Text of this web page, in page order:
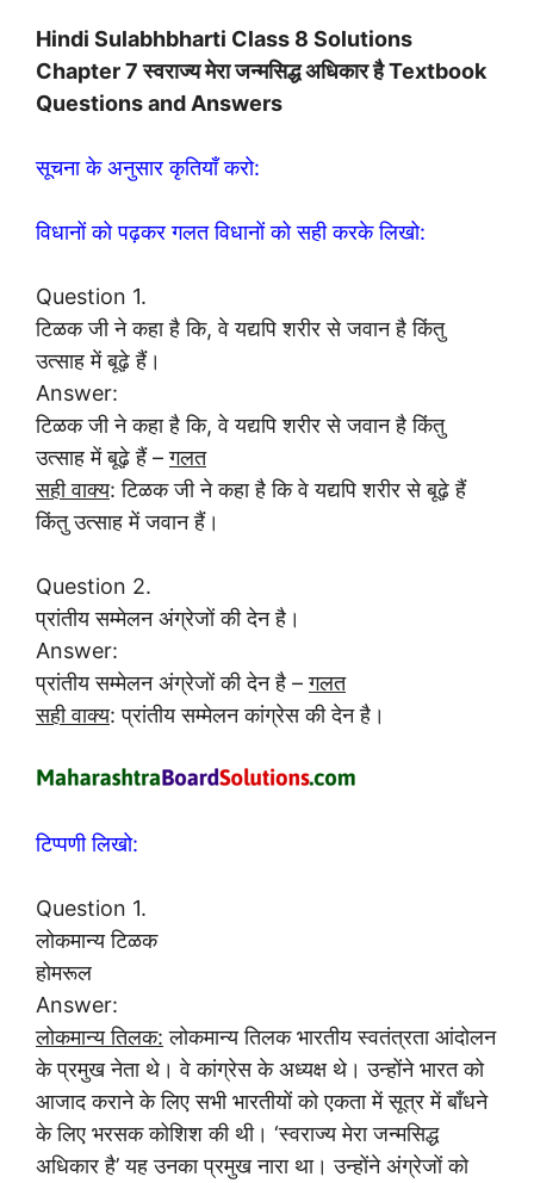
Hindi Sulabhbharti Class 8 Solutions
Chapter 7 स्‍वराज्‍य मेरा जन्मसिद्ध अधिकार है Textbook
Questions and Answers
सूचना के अनुसार कृतियाँ करो:
विधानों को पढ़कर गलत विधानों को सही करके लिखो:
Question 1.
टिळक जी ने कहा है कि, वे यद्यपि शरीर से जवान है किंतु
उत्साह में बूढ़े हैं।
Answer:
टिळक जी ने कहा है कि, वे यद्यपि शरीर से जवान है किंतु
उत्साह में बूढ़े हैं –गलत
सही वाक्य: टिळक जी ने कहा है कि वे यद्यपि शरीर से बूढ़े हैं
किंतु उत्साह में जवान हैं।
Question 2.
प्रांतीय सम्मेलन अंग्रेजों की देन है।
Answer:
प्रांतीय सम्मेलन अंग्रेजों की देन है –गलत
सही वाक्य: प्रांतीय सम्मेलन कांग्रेस की देन है।
टिप्पणी लिखो:
Question 1.
लोकमान्य टिळक
होमरूल
Answer:
लोकमान्य तिलक: लोकमान्य तिलक भारतीय स्वतंत्रता आंदोलन
के प्रमुख नेता थे। वे कांग्रेस के अध्यक्ष थे। उन्होंने भारत को
आजाद कराने के लिए सभी भारतीयों को एकता में सूत्र में बाँधने
के लिए भरसक कोशिश की थी। ‘स्वराज्य मेरा जन्मसिद्ध
अधिकार है’ यह उनका प्रमुख नारा था। उन्होंने अंग्रेजों को